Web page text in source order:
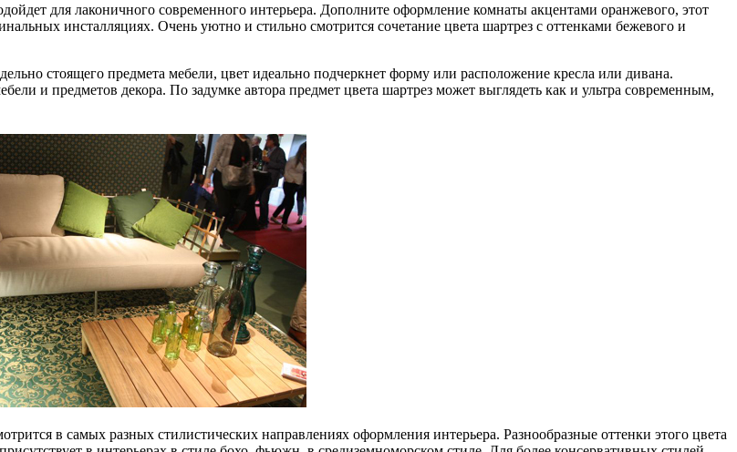
для лаконичного современного интерьера. Дополните оформление комнаты акцентами оранжевого, этот
инсталляциях. Очень уютно и стильно смотрится сочетание цвета шартрез с оттенками бежевого и
стоящего предмета мебели, цвет идеально подчеркнет форму или расположение кресла или дивана.
и предметов декора. По задумке автора предмет цвета шартрез может выглядеть как и ультра современным,
в самых разных стилистических направлениях оформления интерьера. Разнообразные оттенки этого цвета